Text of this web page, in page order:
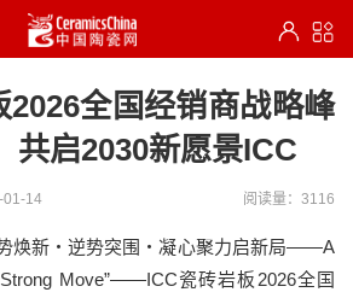
2026全国经销商战略峰
共启2030新愿景ICC
01-14 阅读量：3116
焕新・逆势突围・凝心聚力启新局——A
Strong Move”——ICC瓷砖岩板2026全国